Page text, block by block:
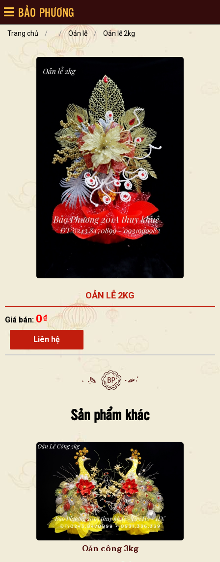
BẢO PHƯƠNG
Trang chủ / / Oản lễ / Oản lễ 2kg
OẢN LỄ 2KG
Giá bán: 0 ₫
Liên hệ
Sản phẩm khác
Oản công 3kg